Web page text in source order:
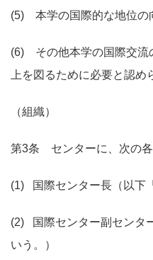
(5) 本学の国際的な地位の
(6) その他本学の国際交流
上を図るために必要と認め
（組織）
第3条 センターに、次の各
(1) 国際センター長（以下
(2) 国際センター副センタ
いう。）